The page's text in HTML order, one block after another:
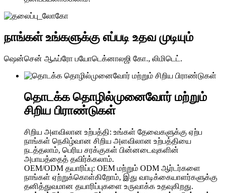
நாங்கள் உங்களுக்கு எப்படி உதவ முடியும்
ஷென்சென் ஆஃப்ரோ பயோடெக்னாலஜி கோ., லிமிடெட்.
தொடக்க தொழில்முனைவோர் மற்றும்
சிறிய பிராண்டுகள்
சிறிய அளவிலான உற்பத்தி: உங்கள் தேவைகளுக்கு ஏற்ப
நாங்கள் நெகிழ்வான சிறிய அளவிலான உற்பத்தியை
நடத்தலாம், பெரிய சரக்குகள் பின்னடைவுகளின்
அபாயத்தைத் தவிர்க்கலாம்.
OEM/ODM தயாரிப்பு: OEM மற்றும் ODM ஆர்டர்களை
நாங்கள் ஏற்றுக்கொள்கிறோம், இது வாடிக்கையாளர்களுக்கு
தனித்துவமான தயாரிப்புகளை உருவாக்க உதவுகிறது.